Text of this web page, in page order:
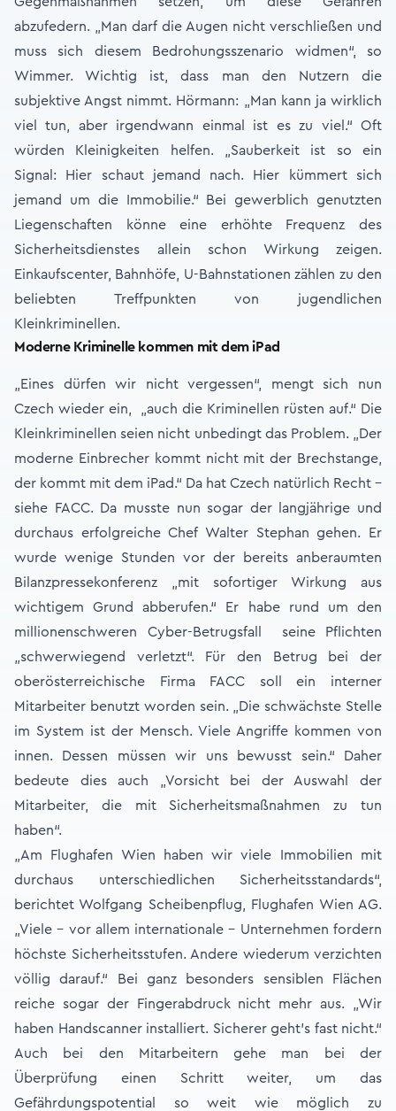
abzufedern. „Man darf die Augen nicht verschließen und
muss sich diesem Bedrohungsszenario widmen“, so
Wimmer. Wichtig ist, dass man den Nutzern die
subjektive Angst nimmt. Hörmann: „Man kann ja wirklich
viel tun, aber irgendwann einmal ist es zu viel.“ Oft
würden Kleinigkeiten helfen. „Sauberkeit ist so ein
Signal: Hier schaut jemand nach. Hier kümmert sich
jemand um die Immobilie.“ Bei gewerblich genutzten
Liegenschaften könne eine erhöhte Frequenz des
Sicherheitsdienstes allein schon Wirkung zeigen.
Einkaufscenter, Bahnhöfe, U-Bahnstationen zählen zu den
beliebten Treffpunkten von jugendlichen
Kleinkriminellen.
Moderne Kriminelle kommen mit dem iPad
„Eines dürfen wir nicht vergessen“, mengt sich nun
Czech wieder ein, „auch die Kriminellen rüsten auf.“ Die
Kleinkriminellen seien nicht unbedingt das Problem. „Der
moderne Einbrecher kommt nicht mit der Brechstange,
der kommt mit dem iPad.“ Da hat Czech natürlich Recht –
siehe FACC. Da musste nun sogar der langjährige und
durchaus erfolgreiche Chef Walter Stephan gehen. Er
wurde wenige Stunden vor der bereits anberaumten
Bilanzpressekonferenz „mit sofortiger Wirkung aus
wichtigem Grund abberufen.“ Er habe rund um den
millionenschweren Cyber-Betrugsfall seine Pflichten
„schwerwiegend verletzt“. Für den Betrug bei der
oberösterreichische Firma FACC soll ein interner
Mitarbeiter benutzt worden sein. „Die schwächste Stelle
im System ist der Mensch. Viele Angriffe kommen von
innen. Dessen müssen wir uns bewusst sein.“ Daher
bedeute dies auch „Vorsicht bei der Auswahl der
Mitarbeiter, die mit Sicherheitsmaßnahmen zu tun
haben“.
„Am Flughafen Wien haben wir viele Immobilien mit
durchaus unterschiedlichen Sicherheitsstandards“,
berichtet Wolfgang Scheibenpflug, Flughafen Wien AG.
„Viele – vor allem internationale – Unternehmen fordern
höchste Sicherheitsstufen. Andere wiederum verzichten
völlig darauf.“ Bei ganz besonders sensiblen Flächen
reiche sogar der Fingerabdruck nicht mehr aus. „Wir
haben Handscanner installiert. Sicherer geht’s fast nicht.“
Auch bei den Mitarbeitern gehe man bei der
Überprüfung einen Schritt weiter, um das
Gefährdungspotential so weit wie möglich zu